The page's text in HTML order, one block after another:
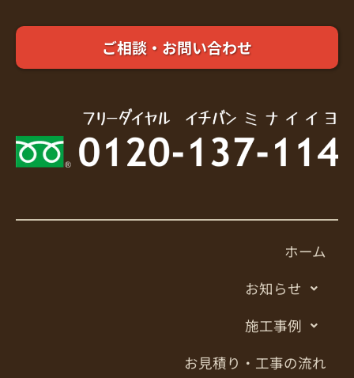
ご相談・お問い合わせ
ホーム
お知らせ
施工事例
お見積り・工事の流れ